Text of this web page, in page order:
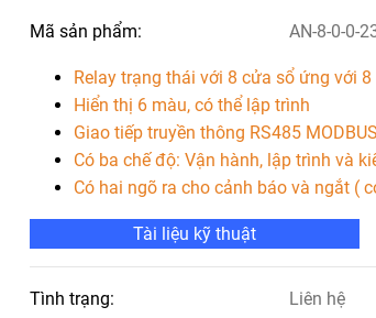
Mã sản phẩm:
AN-8-0-0-
Relay trạng thái với 8 cửa sổ ứng với
Hiển thị 6 màu, có thể lập trình
Giao tiếp truyền thông RS485
Có ba chế độ: Vận hành, lập trình và
Có hai ngõ ra cho cảnh báo và ngắt (
Tài liệu kỹ thuật
Tình trạng: Liên hệ